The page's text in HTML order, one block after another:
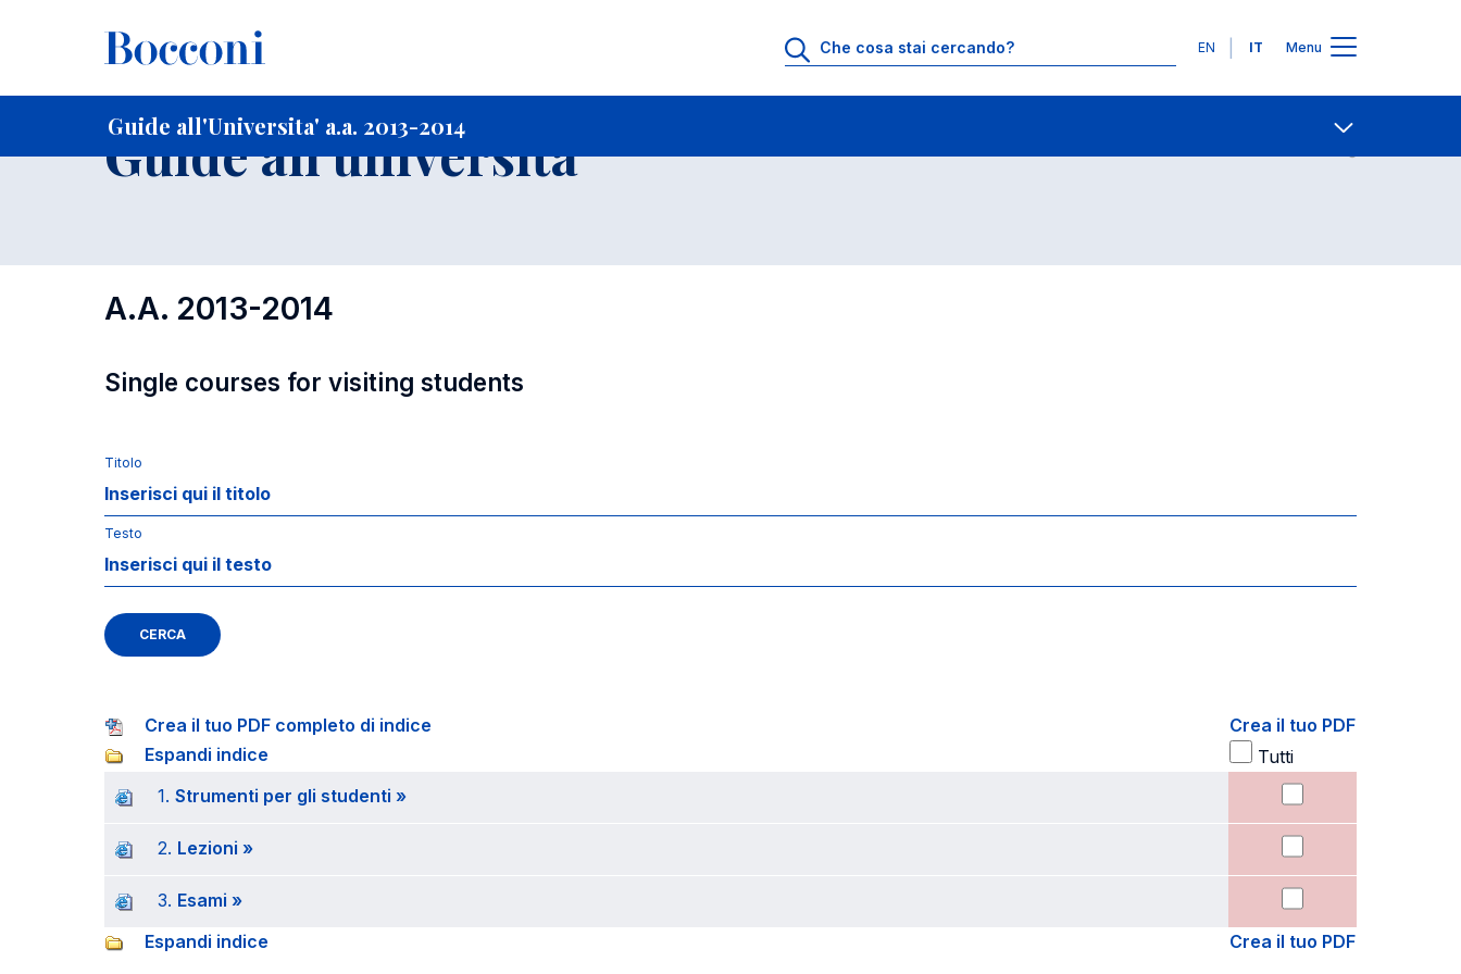
Lingue
EN IT Menu
Guide all'Universita' a.a. 2013-2014
Home Per studenti iscritti Contatti
Guide all'universita'
A.A. 2013-2014
Single courses for visiting students
Titolo
Testo
CERCA
Crea il tuo PDF completo di indice
Crea il tuo PDF
Espandi indice
Tutti
1. Strumenti per gli studenti »
2. Lezioni »
3. Esami »
Espandi indice
Crea il tuo PDF